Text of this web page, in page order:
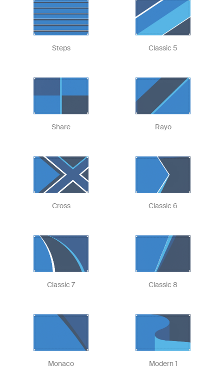
Steps Classic 5
Share Rayo
Cross Classic 6
Classic 7 Classic 8
Monaco Modern 1